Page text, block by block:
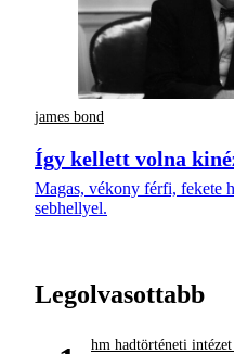
james bond
Így kellett volna
Magas, vékony férfi, fekete
sebhellyel.
Legolvasottabb
hm hadtörténeti